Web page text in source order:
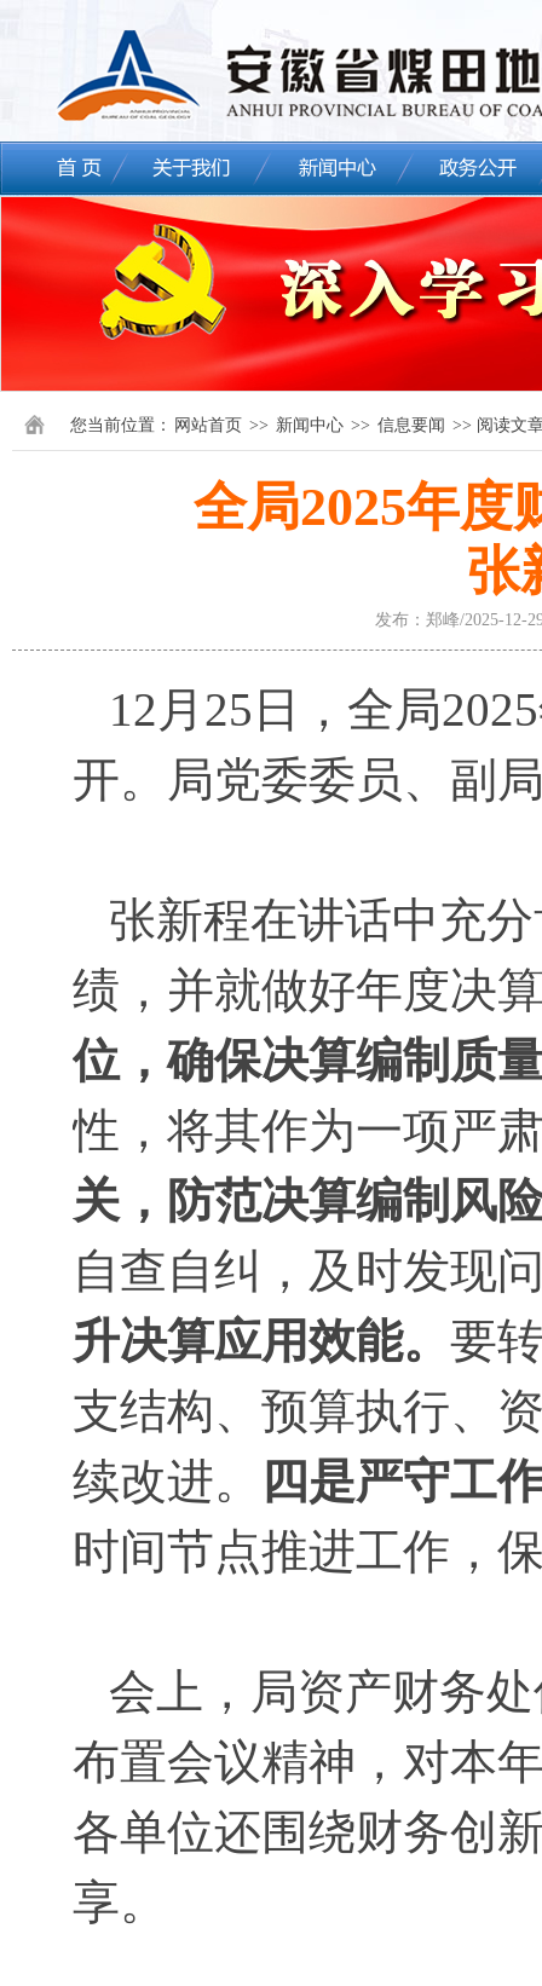
您当前位置： 网站首页 >> 新闻中心 >> 信息要闻 >> 阅读文
全局2025年度
张
发布：郑峰/2025-12-
12月25日，全局
开。局党委委员、副
张新程在讲话中充
绩，并就做好年度决
位，确保决算编制质
性，将其作为一项严
关，防范决算编制风
自查自纠，及时发现
升决算应用效能。 要
支结构、预算执行、
续改进。
四是严守工
时间节点推进工作，
会上，局资产财务
布置会议精神，对本
各单位还围绕财务创
享。